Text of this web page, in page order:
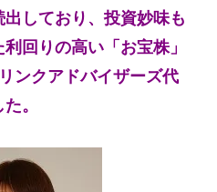
しており、投資妙味も
回りの高い「お宝株」
ンクアドバイザーズ代
。